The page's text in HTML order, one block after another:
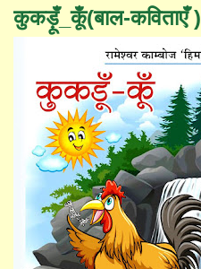
कुकड़ूँ_कूँ(बाल-कविताएँ )